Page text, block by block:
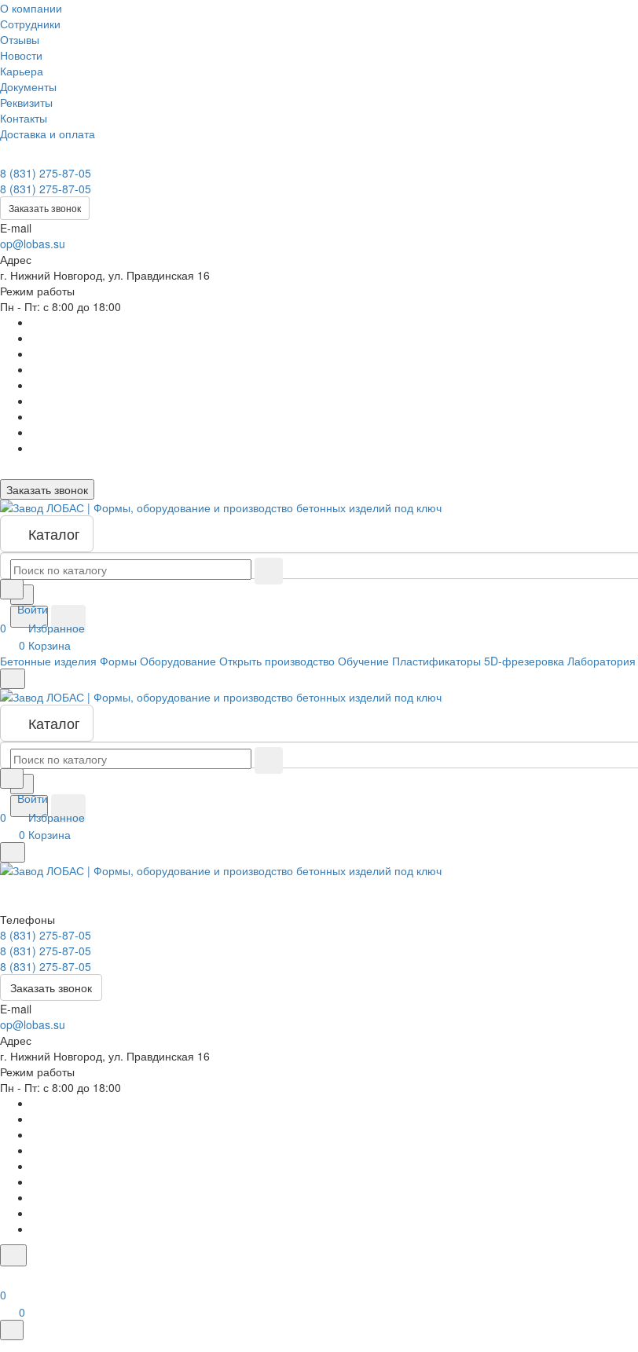
О компании
Сотрудники
Отзывы
Новости
Карьера
Документы
Реквизиты
Контакты
Доставка и оплата
8 (831) 275-87-05
8 (831) 275-87-05
Заказать звонок
E-mail
op@lobas.su
Адрес
г. Нижний Новгород, ул. Правдинская 16
Режим работы
Пн - Пт: с 8:00 до 18:00
Заказать звонок
Каталог
Войти
0
Избранное
0 Корзина
Бетонные изделия Формы Оборудование Открыть производство Обучение Пластификаторы 5D-фрезеровка Лаборатория
Каталог
Войти
0
Избранное
0 Корзина
Телефоны
8 (831) 275-87-05
8 (831) 275-87-05
8 (831) 275-87-05
Заказать звонок
E-mail
op@lobas.su
Адрес
г. Нижний Новгород, ул. Правдинская 16
Режим работы
Пн - Пт: с 8:00 до 18:00
0
0